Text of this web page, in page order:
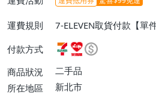
運費規則
7-ELEVEN取貨付款【單
EVEN取貨不付款【單件
取貨付款【單件運費$60】
付款方式
商品狀況
二手品
所在地區
新北市